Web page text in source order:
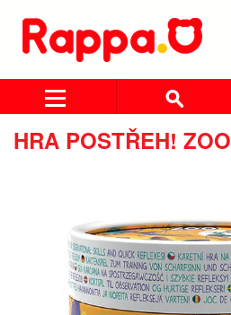
HRA POSTŘEH! ZOO